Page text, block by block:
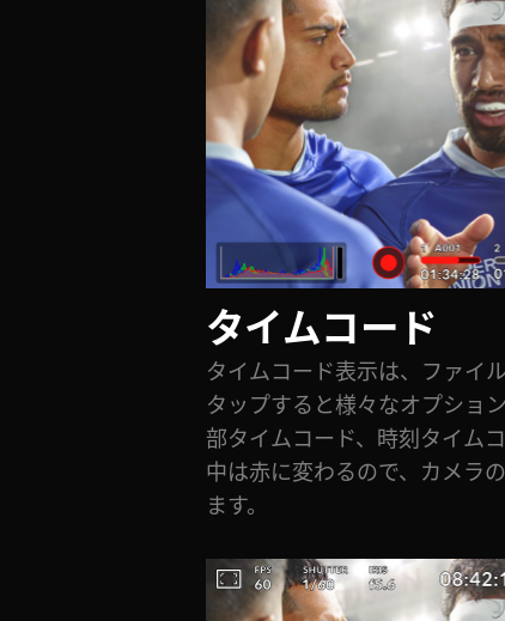
タイムコード
タイムコード表示は、ファイ
タップすると様々なオプショ
部タイムコード、時刻タイム
中は赤に変わるので、カメラ
ます。